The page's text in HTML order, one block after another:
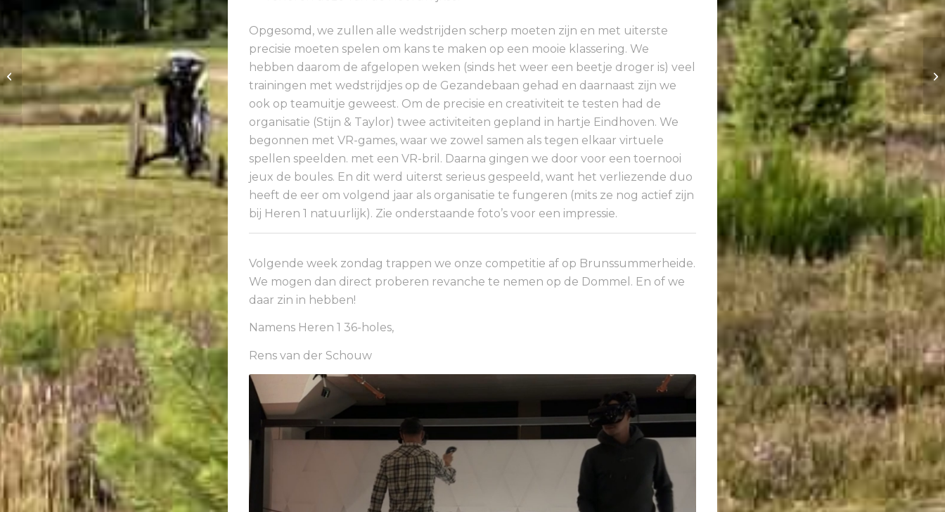
Opgesomd, we zullen alle wedstrijden scherp moeten zijn en met uiterste
precisie moeten spelen om kans te maken op een mooie klassering. We
hebben daarom de afgelopen weken (sinds het weer een beetje droger is) veel
trainingen met wedstrijdjes op de Gezandebaan gehad en daarnaast zijn we
ook op teamuitje geweest. Om de precisie en creativiteit te testen had de
organisatie (Stijn & Taylor) twee activiteiten gepland in hartje Eindhoven. We
begonnen met VR-games, waar we zowel samen als tegen elkaar virtuele
spellen speelden. met een VR-bril. Daarna gingen we door voor een toernooi
jeux de boules. En dit werd uiterst serieus gespeeld, want het verliezende duo
heeft de eer om volgend jaar als organisatie te fungeren (mits ze nog actief zijn
bij Heren 1 natuurlijk). Zie onderstaande foto’s voor een impressie.
Volgende week zondag trappen we onze competitie af op Brunssummerheide.
We mogen dan direct proberen revanche te nemen op de Dommel. En of we
daar zin in hebben!
Namens Heren 1 36-holes,
Rens van der Schouw
Theo Lankhorst
prolongeert PAR-3
Matchplay titel